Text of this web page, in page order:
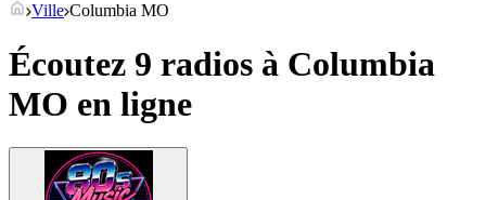
Ville Columbia MO
Écoutez 9 radios à Columbia
MO en ligne